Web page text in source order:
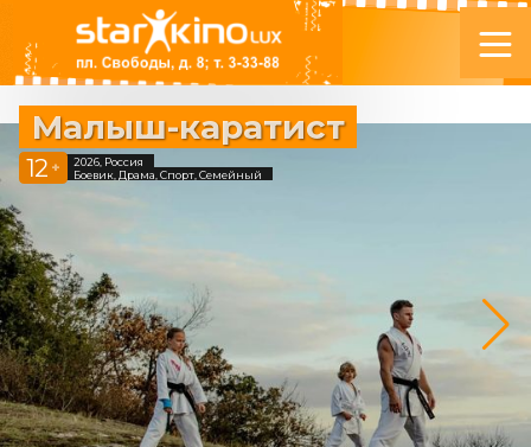
Малыш-каратист
12 +
2026, Россия
Боевик, Драма, Спорт, Семейный